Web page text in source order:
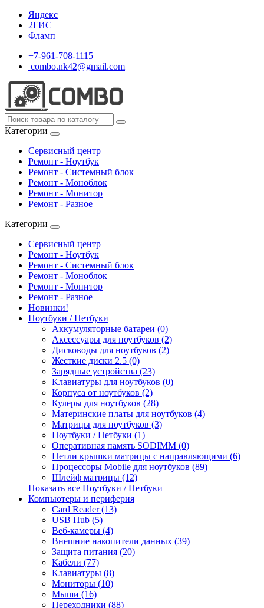
Яндекс
2ГИС
Фламп
+7-961-708-1115
combo.nk42@gmail.com
Категории
Сервисный центр
Ремонт - Ноутбук
Ремонт - Системный блок
Ремонт - Моноблок
Ремонт - Монитор
Ремонт - Разное
Категории
Сервисный центр
Ремонт - Ноутбук
Ремонт - Системный блок
Ремонт - Моноблок
Ремонт - Монитор
Ремонт - Разное
Новинки!
Ноутбуки / Нетбуки
Аккумуляторные батареи (0)
Аксессуары для ноутбуков (2)
Дисководы для ноутбуков (2)
Жесткие диски 2.5 (0)
Зарядные устройства (23)
Клавиатуры для ноутбуков (0)
Корпуса от ноутбуков (2)
Кулеры для ноутбуков (28)
Материнские платы для ноутбуков (4)
Матрицы для ноутбуков (3)
Ноутбуки / Нетбуки (1)
Оперативная память SODIMM (0)
Петли крышки матрицы с направляющими (6)
Процессоры Mobile для ноутбуков (89)
Шлейф матрицы (12)
Показать все Ноутбуки / Нетбуки
Компьютеры и периферия
Card Reader (13)
USB Hub (5)
Веб-камеры (4)
Внешние накопители данных (39)
Защита питания (20)
Кабели (77)
Клавиатуры (8)
Мониторы (10)
Мыши (16)
Переходники (88)